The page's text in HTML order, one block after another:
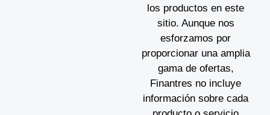
los productos en este
sitio. Aunque nos
esforzamos por
proporcionar una amplia
gama de ofertas,
Finantres no incluye
información sobre cada